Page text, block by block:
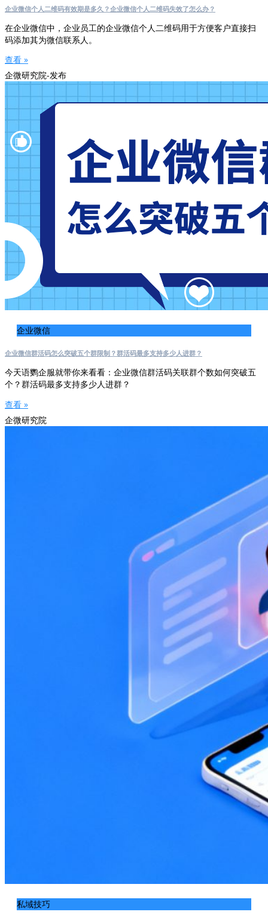
企业微信个人二维码有效期是多久？企业微信个人二维码失效了怎么办？
在企业微信中，企业员工的企业微信个人二维码用于方便客户直接扫
码添加其为微信联系人。
查看 »
企微研究院-发布
企业微信
企业微信群活码怎么突破五个群限制？群活码最多支持多少人进群？
今天语鹦企服就带你来看看：企业微信群活码关联群个数如何突破五
个？群活码最多支持多少人进群？
查看 »
企微研究院
私域技巧